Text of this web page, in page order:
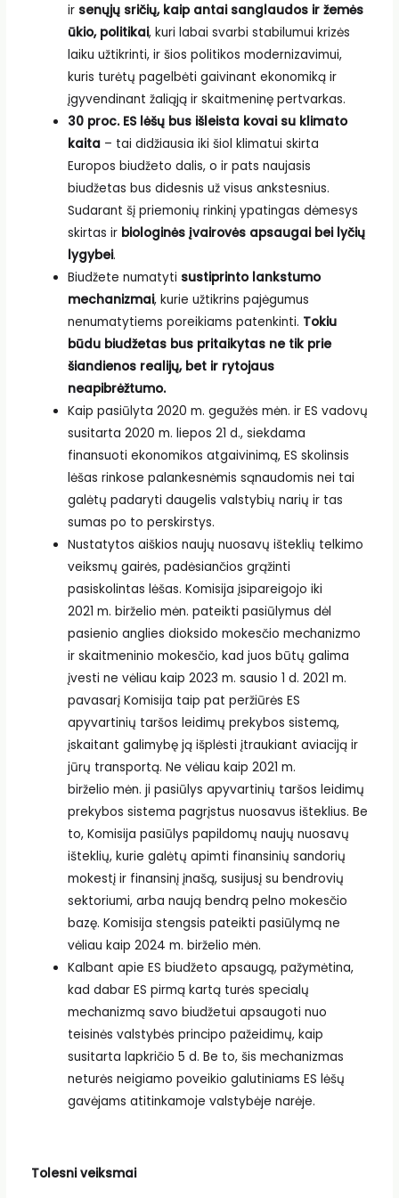
ir senųjų sričių, kaip antai sanglaudos ir žemės
ūkio, politikai, kuri labai svarbi stabilumui krizės
laiku užtikrinti, ir šios politikos modernizavimui,
kuris turėtų pagelbėti gaivinant ekonomiką ir
įgyvendinant žaliąją ir skaitmeninę pertvarkas.
30 proc. ES lėšų bus išleista kovai su klimato
kaita– tai didžiausia iki šiol klimatui skirta
Europos biudžeto dalis, o ir pats naujasis
biudžetas bus didesnis už visus ankstesnius.
Sudarant šį priemonių rinkinį ypatingas dėmesys
skirtas ir biologinės įvairovės apsaugai bei lyčių
lygybei.
Biudžete numatyti sustiprinto lankstumo
mechanizmai, kurie užtikrins pajėgumus
nenumatytiems poreikiams patenkinti. Tokiu
būdu biudžetas bus pritaikytas ne tik prie
šiandienos realijų, bet ir rytojaus
neapibrėžtumo.
Kaip pasiūlyta 2020 m. gegužės mėn. ir ES vadovų
susitarta 2020 m. liepos 21 d., siekdama
finansuoti ekonomikos atgaivinimą, ES skolinsis
lėšas rinkose palankesnėmis sąnaudomis nei tai
galėtų padaryti daugelis valstybių narių ir tas
sumas po to perskirstys.
Nustatytos aiškios naujų nuosavų išteklių telkimo
veiksmų gairės, padėsiančios grąžinti
pasiskolintas lėšas. Komisija įsipareigojo iki
2021 m. birželio mėn. pateikti pasiūlymus dėl
pasienio anglies dioksido mokesčio mechanizmo
ir skaitmeninio mokesčio, kad juos būtų galima
įvesti ne vėliau kaip 2023 m. sausio 1 d. 2021 m.
pavasarį Komisija taip pat peržiūrės ES
apyvartinių taršos leidimų prekybos sistemą,
įskaitant galimybę ją išplėsti įtraukiant aviaciją ir
jūrų transportą. Ne vėliau kaip 2021 m.
birželio mėn. ji pasiūlys apyvartinių taršos leidimų
prekybos sistema pagrįstus nuosavus išteklius. Be
to, Komisija pasiūlys papildomų naujų nuosavų
išteklių, kurie galėtų apimti finansinių sandorių
mokestį ir finansinį įnašą, susijusį su bendrovių
sektoriumi, arba naują bendrą pelno mokesčio
bazę. Komisija stengsis pateikti pasiūlymą ne
vėliau kaip 2024 m. birželio mėn.
Kalbant apie ES biudžeto apsaugą, pažymėtina,
kad dabar ES pirmą kartą turės specialų
mechanizmą savo biudžetui apsaugoti nuo
teisinės valstybės principo pažeidimų, kaip
susitarta lapkričio 5 d. Be to, šis mechanizmas
neturės neigiamo poveikio galutiniams ES lėšų
gavėjams atitinkamoje valstybėje narėje.
Tolesni veiksmai